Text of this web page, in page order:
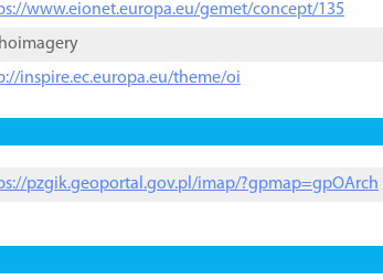
www.eionet.europa.eu/gemet/concept/135
inspire.ec.europa.eu/theme/oi
pzgik.geoportal.gov.pl/imap/?gpmap=gpOArch